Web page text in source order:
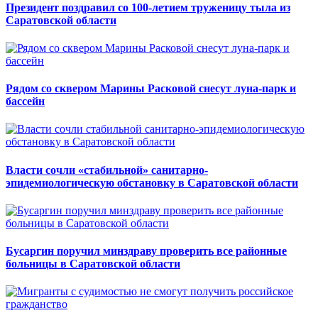
Президент поздравил со 100-летием труженицу тыла из
Саратовской области
Рядом со сквером Марины Расковой снесут луна-парк и
бассейн
Власти сочли «стабильной» санитарно-
эпидемиологическую обстановку в Саратовской области
Бусаргин поручил минздраву проверить все районные
больницы в Саратовской области